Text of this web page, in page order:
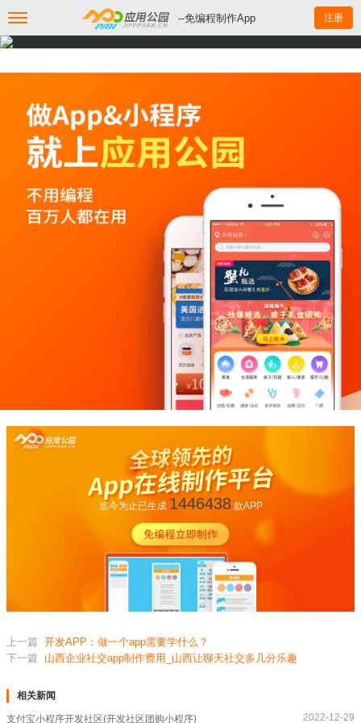
--免编程制作App 注册
迄今为止已生成 1446438款APP
上一篇 开发APP：做一个app需要学什么？
下一篇
山西企业社交app制作费用_山西让聊天社交多几分乐趣
相关新闻
支付宝小程序开发社区(开发社区团购小程序) 2022-12-29